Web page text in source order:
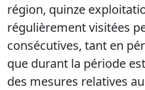
région, quinze
régulièrement visitées
consécutives, tant en
que durant la période
des mesures relatives